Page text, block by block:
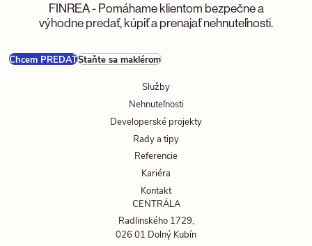
FINREA - Pomáhame klientom bezpečne a
výhodne predať, kúpiť a prenajať nehnuteľnosti.
Chcem PREDAŤStaňte sa maklérom
Služby
Nehnuteľnosti
Developerské projekty
Rady a tipy
Referencie
Kariéra
Kontakt
CENTRÁLA
Radlinského 1729,
026 01 Dolný Kubín